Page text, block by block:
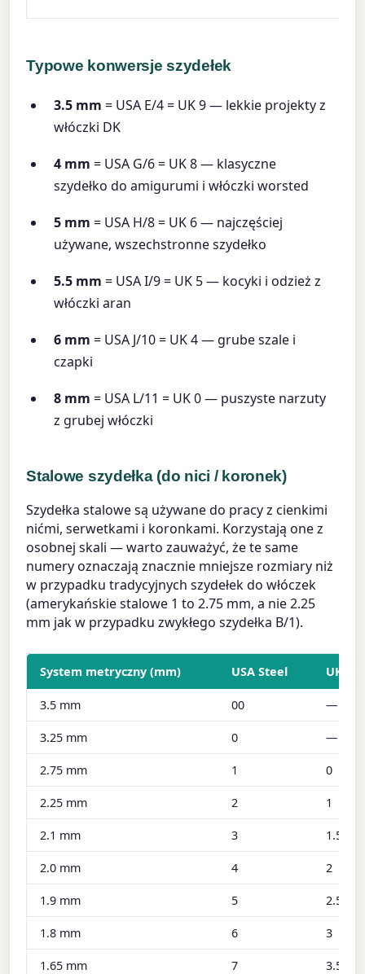
Typowe konwersje szydełek
3.5 mm = USA E/4 = UK 9 — lekkie projekty z
włóczki DK
4 mm = USA G/6 = UK 8 — klasyczne
szydełko do amigurumi i włóczki worsted
5 mm = USA H/8 = UK 6 — najczęściej
używane, wszechstronne szydełko
5.5 mm = USA I/9 = UK 5 — kocyki i odzież z
włóczki aran
6 mm = USA J/10 = UK 4 — grube szale i
czapki
8 mm = USA L/11 = UK 0 — puszyste narzuty
z grubej włóczki
Stalowe szydełka (do nici / koronek)
Szydełka stalowe są używane do pracy z cienkimi
nićmi, serwetkami i koronkami. Korzystają one z
osobnej skali — warto zauważyć, że te same
numery oznaczają znacznie mniejsze rozmiary niż
w przypadku tradycyjnych szydełek do włóczek
(amerykańskie stalowe 1 to 2.75 mm, a nie 2.25
mm jak w przypadku zwykłego szydełka B/1).
System metryczny (mm) USA Steel UK
3.5 mm 00 —
3.25 mm 0 —
2.75 mm 1 0
2.25 mm 2 1
2.1 mm 3 1.5
2.0 mm 4 2
1.9 mm 5 2.5
1.8 mm 6 3
1.65 mm 7 3.5